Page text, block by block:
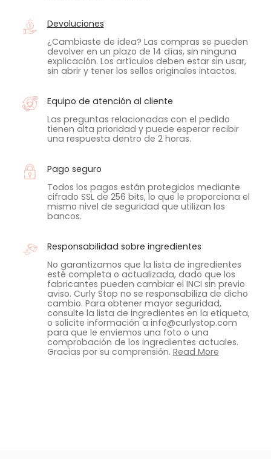
Devoluciones
¿Cambiaste de idea? Las compras se pueden
devolver en un plazo de 14 días, sin ninguna
explicación. Los artículos deben estar sin usar,
sin abrir y tener los sellos originales intactos.
Equipo de atención al cliente
Las preguntas relacionadas con el pedido
tienen alta prioridad y puede esperar recibir
una respuesta dentro de 2 horas.
Pago seguro
Todos los pagos están protegidos mediante
cifrado SSL de 256 bits, lo que le proporciona el
mismo nivel de seguridad que utilizan los
bancos.
Responsabilidad sobre ingredientes
No garantizamos que la lista de ingredientes
esté completa o actualizada, dado que los
fabricantes pueden cambiar el INCI sin previo
aviso. Curly Stop no se responsabiliza de dicho
cambio. Para obtener mayor seguridad,
consulte la lista de ingredientes en la etiqueta,
o solicite información a info@curlystop.com
para que le enviemos una foto o una
comprobación de los ingredientes actuales.
Gracias por su comprensión. Read More